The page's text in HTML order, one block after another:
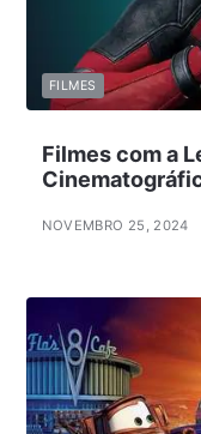
Filmes com a
NOVEMBRO 25, 2024
FILMES